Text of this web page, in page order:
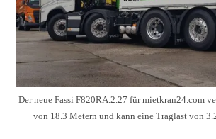
Der neue Fassi F820RA.2.27 für mietkran24.com
von 18.3 Metern und kann eine Traglast von